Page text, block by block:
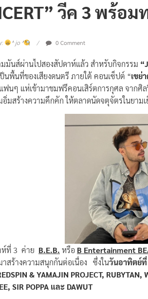
วีค 3 พร้อ
^ jo ^ 0 Comment
มันส์ผ่านไปสองสัปดาห์แล้ว สำหรับกิจกรรม
นพื้นที่ของเสียงดนตรี ภายใต้ คอนเซ็ปต์ “เขย่
ฟนๆ แห่เข้ามาชมฟรีคอนเสิร์ตการกุศล จากศิ
มสร้างความคึกคัก ให้ตลาดนัดจตุจัตรในยามเ
ห์ที่ 3 ค่าย B.E.B. หรือ B Entertainment
สร้างความสนุกกันต่อเนื่อง
ซึ่งในวันอาทิตย์
& YAMAJIN PROJECT, RUBYTAN,
SIR POPPA และ DAWUT